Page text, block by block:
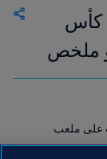
وسويسرا | المجموعة ٥ | كأس
على ملعب